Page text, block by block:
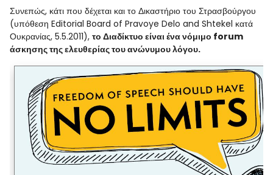
Συνεπώς, κάτι που δέχεται και το Δικαστήριο του Στρασβούργου
(υπόθεση Editorial Board of Pravoye Delo and Shtekel κατά
Ουκρανίας, 5.5.2011), το Διαδίκτυο είναι ένα νόμιμο forum
άσκησης της ελευθερίας του ανώνυμου λόγου.